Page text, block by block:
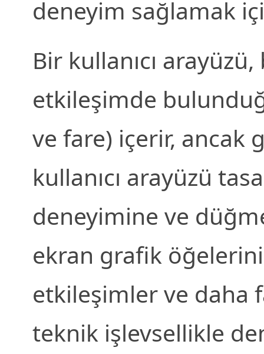
deneyim sağlamak
Bir kullanıcı arayüzü,
etkileşimde
ve fare) içerir, ancak
kullanıcı arayüzü
deneyimine ve
ekran grafik
etkileşimler ve daha
teknik işlevsellikle